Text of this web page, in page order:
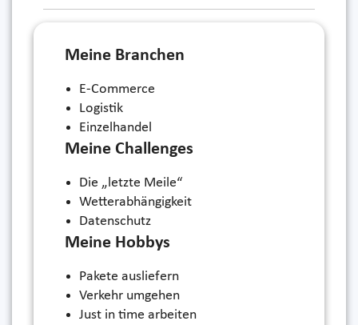
Meine Branchen
E-Commerce
Logistik
Einzelhandel
Meine Challenges
Die „letzte Meile“
Wetterabhängigkeit
Datenschutz
Meine Hobbys
Pakete ausliefern
Verkehr umgehen
Just in time arbeiten